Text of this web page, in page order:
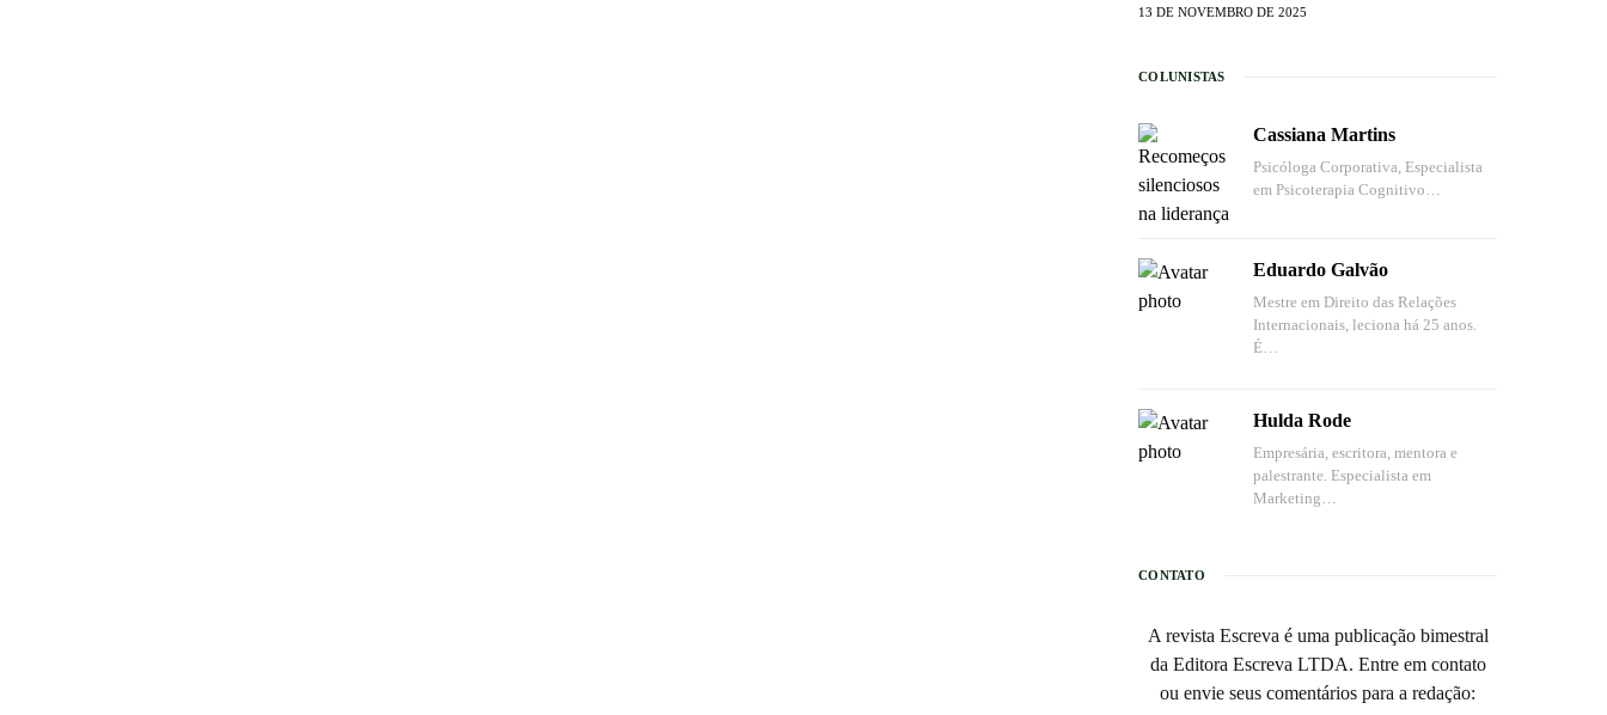
13 DE NOVEMBRO DE 2025
COLUNISTAS
Cassiana Martins
Psicóloga Corporativa, Especialista
em Psicoterapia Cognitivo…
Eduardo Galvão
Mestre em Direito das Relações
Internacionais, leciona há 25 anos.
É…
Hulda Rode
Empresária, escritora, mentora e
palestrante. Especialista em
Marketing…
CONTATO
A revista Escreva é uma publicação bimestral
da Editora Escreva LTDA. Entre em contato
ou envie seus comentários para a redação: